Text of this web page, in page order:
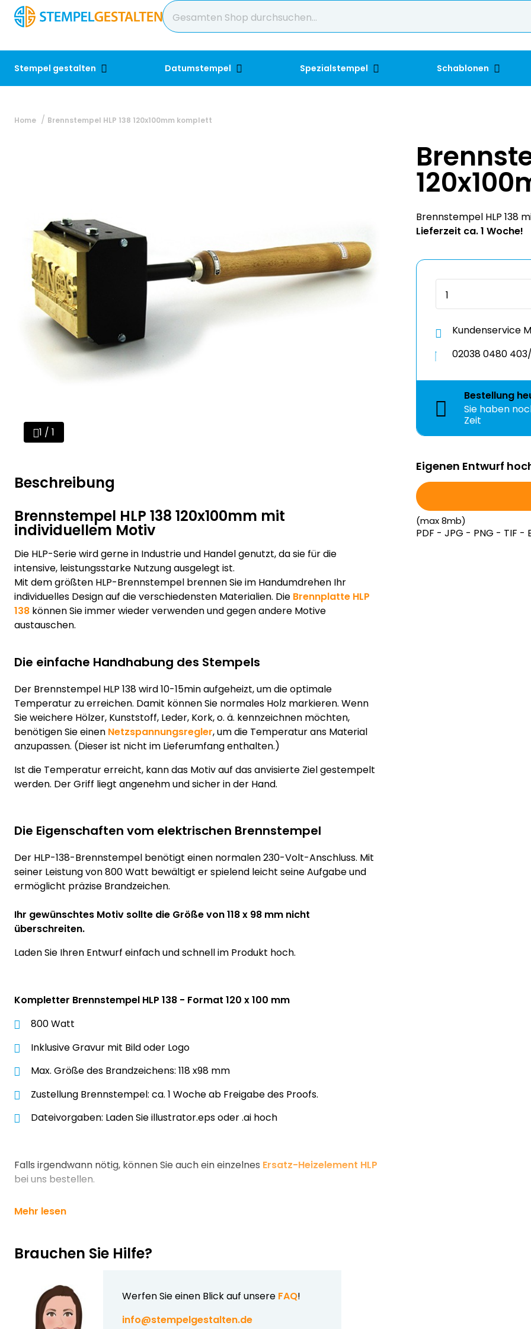
Stempel gestalten Datumstempel Spezialstempel Schablonen
Home Brennstempel HLP 138 120x100mm komplett
1 / 1
Beschreibung
Brennstempel HLP 138 120x100mm mit
individuellem Motiv
Die HLP-Serie wird gerne in Industrie und Handel genutzt, da sie für die
intensive, leistungsstarke Nutzung ausgelegt ist.
Mit dem größten HLP-Brennstempel brennen Sie im Handumdrehen Ihr
individuelles Design auf die verschiedensten Materialien. Die Brennplatte HLP
138 können Sie immer wieder verwenden und gegen andere Motive
austauschen.
Die einfache Handhabung des Stempels
Der Brennstempel HLP 138 wird 10-15min aufgeheizt, um die optimale
Temperatur zu erreichen. Damit können Sie normales Holz markieren. Wenn
Sie weichere Hölzer, Kunststoff, Leder, Kork, o. ä. kennzeichnen möchten,
benötigen Sie einen Netzspannungsregler, um die Temperatur ans Material
anzupassen. (Dieser ist nicht im Lieferumfang enthalten.)
Ist die Temperatur erreicht, kann das Motiv auf das anvisierte Ziel gestempelt
werden. Der Griff liegt angenehm und sicher in der Hand.
Die Eigenschaften vom elektrischen Brennstempel
Der HLP-138-Brennstempel benötigt einen normalen 230-Volt-Anschluss. Mit
seiner Leistung von 800 Watt bewältigt er spielend leicht seine Aufgabe und
ermöglicht präzise Brandzeichen.
Ihr gewünschtes Motiv sollte die Größe von 118 x 98 mm nicht
überschreiten.
Laden Sie Ihren Entwurf einfach und schnell im Produkt hoch.
Kompletter Brennstempel HLP 138 - Format 120 x 100 mm
800 Watt
Inklusive Gravur mit Bild oder Logo
Max. Größe des Brandzeichens: 118 x98 mm
Zustellung Brennstempel: ca. 1 Woche ab Freigabe des Proofs.
Dateivorgaben: Laden Sie illustrator.eps oder .ai hoch
Falls irgendwann nötig, können Sie auch ein einzelnes Ersatz-Heizelement HLP
bei uns bestellen.
Mehr lesen
Brauchen Sie Hilfe?
Werfen Sie einen Blick auf unsere FAQ!
info@stempelgestalten.de
Brennstempel HLP 138
Lieferzeit ca. 1 Woche!
Kundenservice
02038 0480
Bestellung
Sie haben
Zeit
Eigenen Entwurf
(max 8mb)
PDF - JPG - PNG - TIF -